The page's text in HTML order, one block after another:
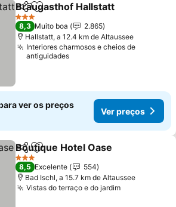
PartilharAdicionar aos favoritos
Bräugasthof Hallstatt
3 Estrelas
8,3 Muito boa
2.865
Hallstatt, a 12.4 km de Altaussee
Interiores charmosos e cheios de
antiguidades
ver os preços
Ver preços
PartilharAdicionar aos favoritos
Boutique Hotel Oase
3 Estrelas
8,5 Excelente
554
Bad Ischl, a 15.7 km de Altaussee
Vistas do terraço e do jardimVer preços